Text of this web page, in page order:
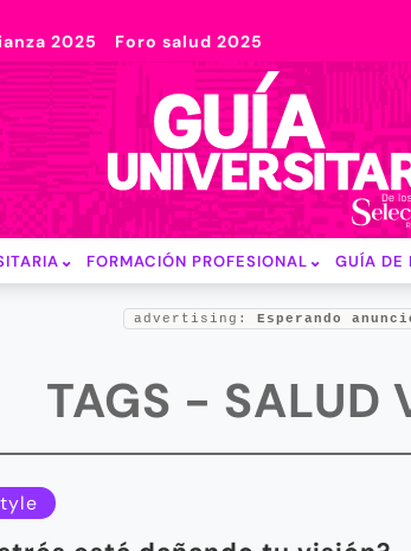
2025 Foro salud 2025
FORMACIÓN PROFESIONAL GUÍA DE
advertising: Esperando
TAGS - SALUD